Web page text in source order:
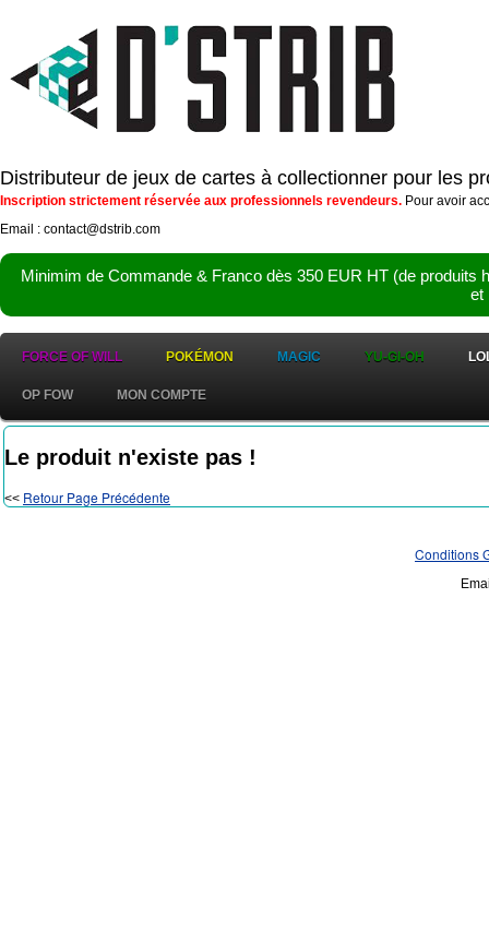
Distributeur de jeux de cartes à collectionner pour les
Inscription strictement réservée aux professionnels revendeurs. Pour avoir
Email : contact@dstrib.com
Minimim de Commande & Franco dès 350 EUR HT (de
et
FORCE OF WILL POKÉMON MAGIC YU-GI-OH
OP FOW MON COMPTE
Le produit n'existe pas !
<< Retour Page Précédente
Conditions